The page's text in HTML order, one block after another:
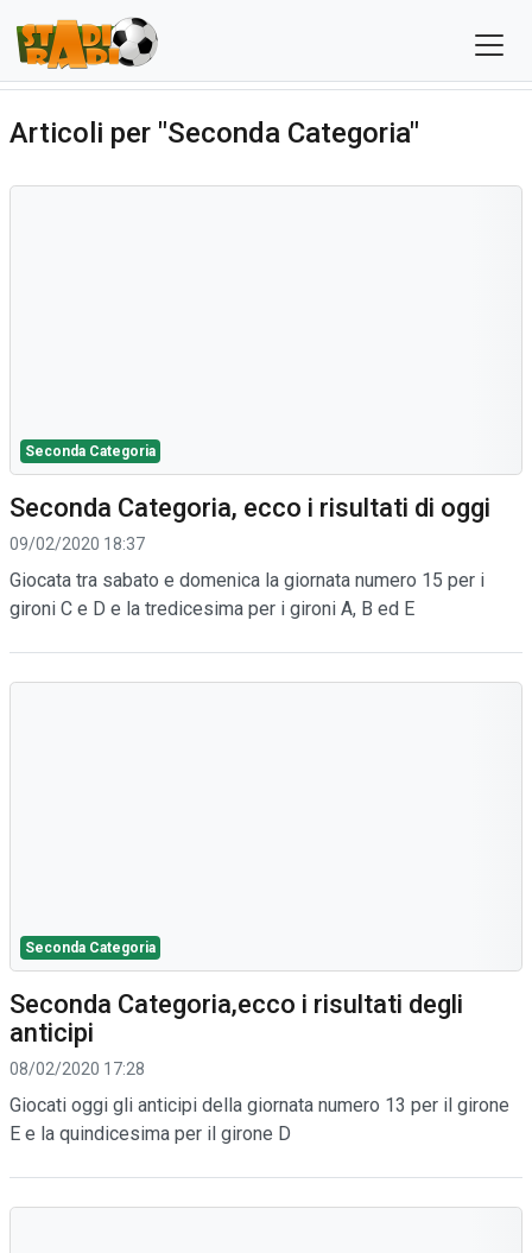
Articoli per "Seconda Categoria"
Seconda Categoria
Seconda Categoria, ecco i risultati di oggi
09/02/2020 18:37
Giocata tra sabato e domenica la giornata numero 15 per i
gironi C e D e la tredicesima per i gironi A, B ed E
Seconda Categoria
Seconda Categoria,ecco i risultati degli
anticipi
08/02/2020 17:28
Giocati oggi gli anticipi della giornata numero 13 per il girone
E e la quindicesima per il girone D